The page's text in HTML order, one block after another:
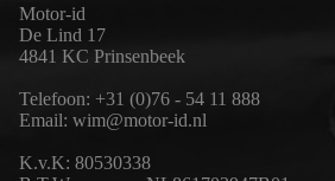
Motor-id
De Lind 17
4841 KC Prinsenbeek
Telefoon: +31 (0)76 - 54 11 888
Email: wim@motor-id.nl
K.v.K: 80530338